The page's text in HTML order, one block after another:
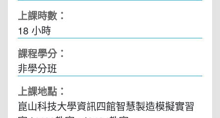
上課時數：
18 小時
課程學分：
非學分班
上課地點：
崑山科技大學資訊四館智慧製造模擬實習